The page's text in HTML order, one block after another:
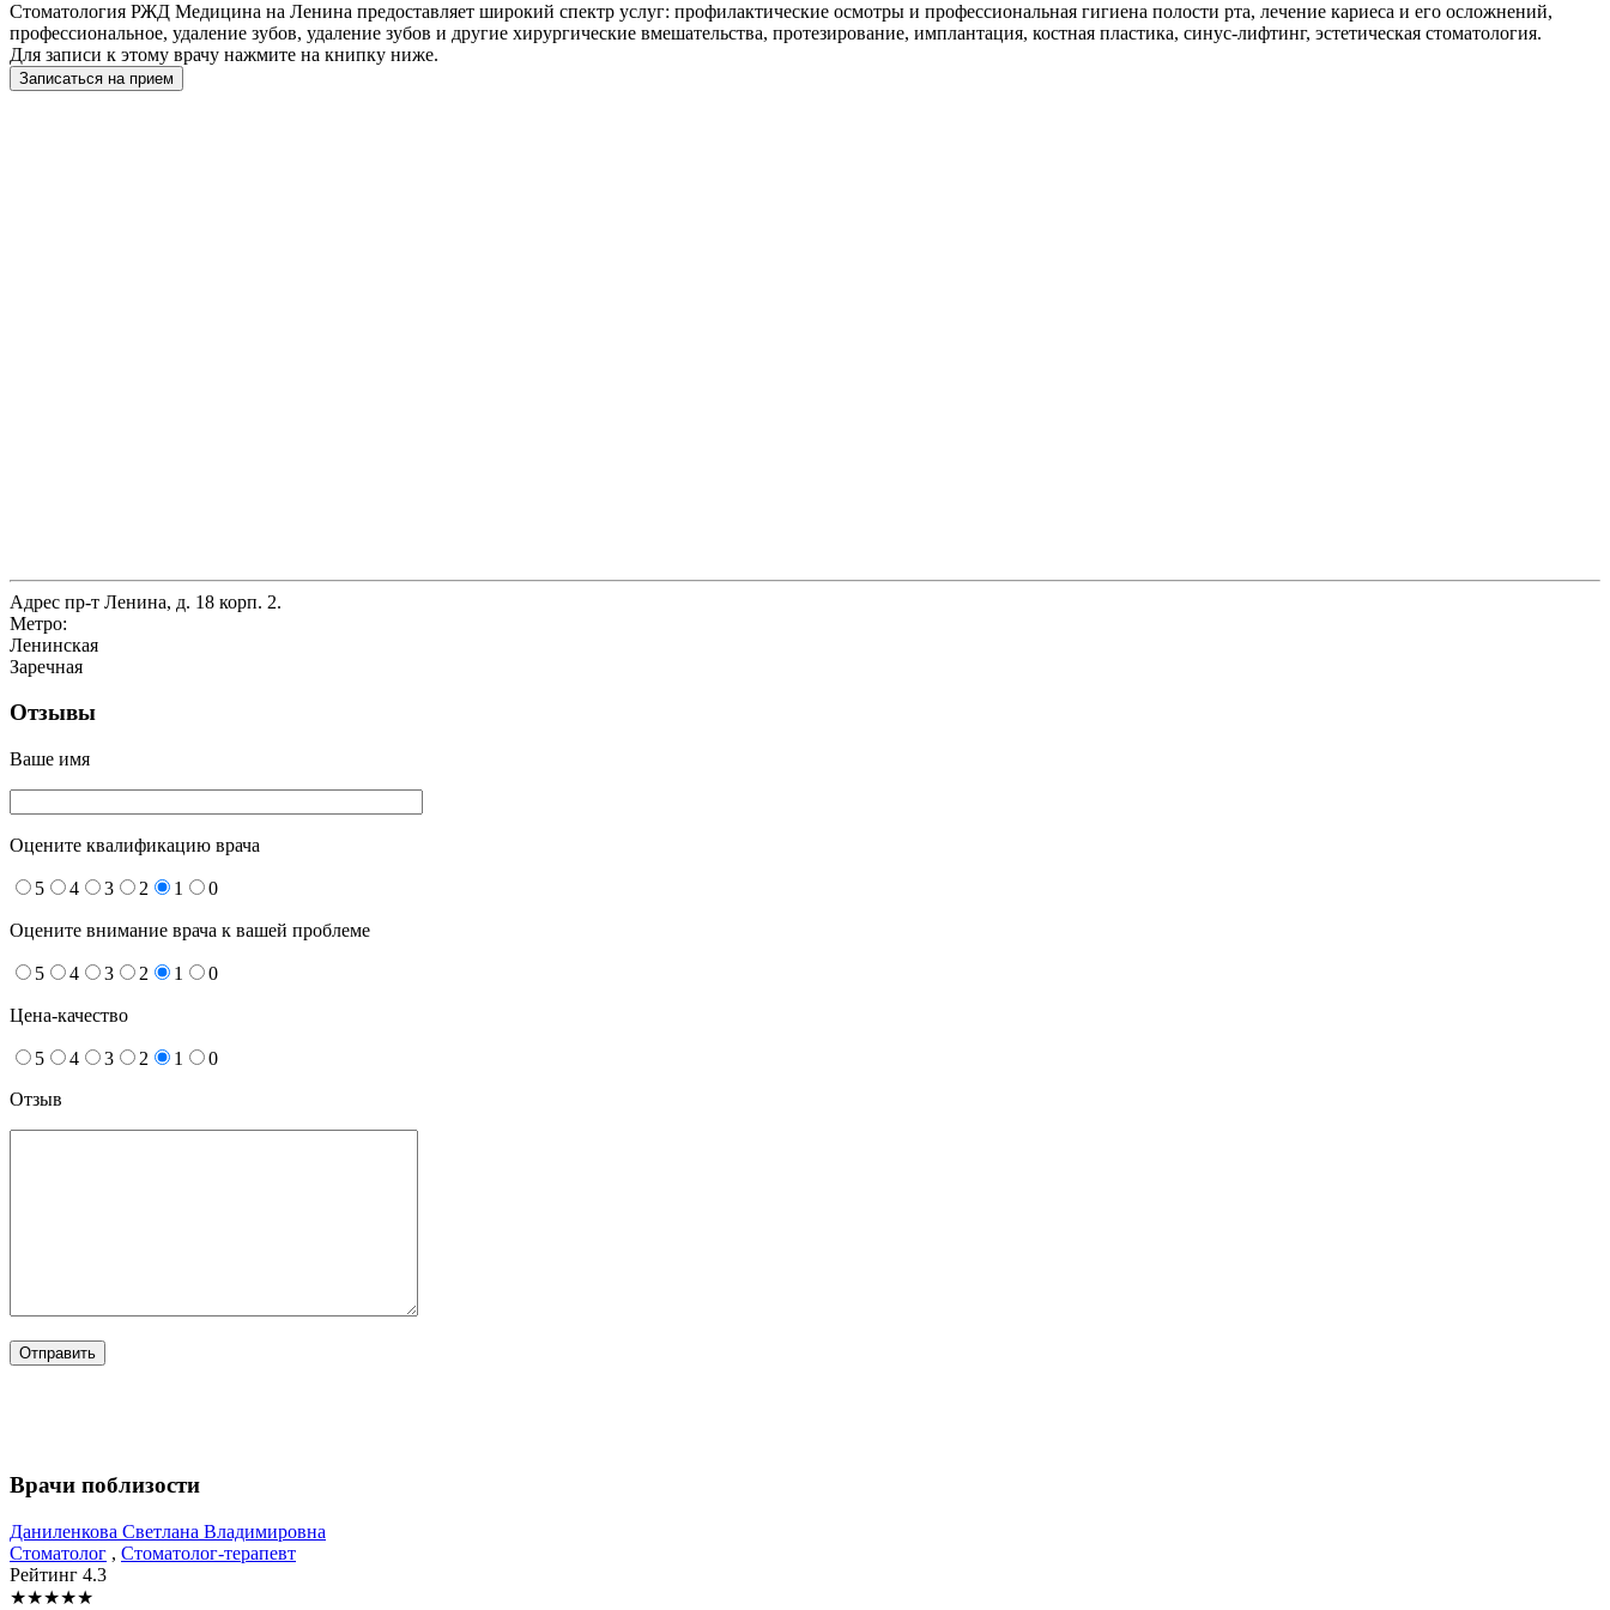
Стоматология РЖД Медицина на Ленина предоставляет широкий спектр услуг: профилактические осмотры и профессиональная гигиена полости рта, лечение кариеса и его осложнений,
профессиональное, удаление зубов, удаление зубов и другие хирургические вмешательства, протезирование, имплантация, костная пластика, синус-лифтинг, эстетическая стоматология.
Для записи к этому врачу нажмите на книпку ниже.
Записаться на прием
Адрес пр-т Ленина, д. 18 корп. 2.
Метро:
Ленинская
Заречная
Отзывы
Ваше имя
Оцените квалификацию врача
5 4 3 2 1 0
Оцените внимание врача к вашей проблеме
5 4 3 2 1 0
Цена-качество
5 4 3 2 1
0
Отзыв
Врачи поблизости
Даниленкова Светлана Владимировна
Стоматолог , Стоматолог-терапевт
Рейтинг 4.3
★★★★★